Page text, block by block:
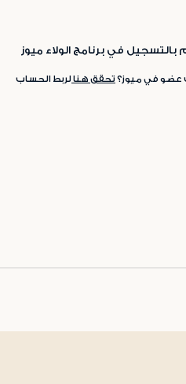
بالتسجيل في برنامج الولاء ميوز
عضو في ميوز؟ تحقق هنا لربط الحساب